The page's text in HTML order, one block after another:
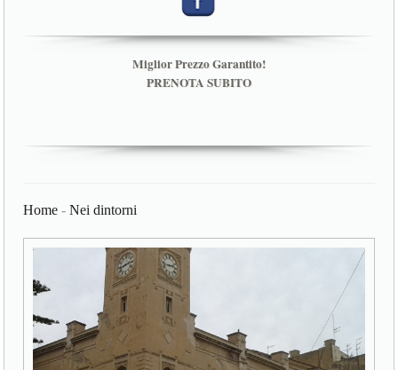
Miglior Prezzo Garantito!
PRENOTA SUBITO
Home -Nei dintorni